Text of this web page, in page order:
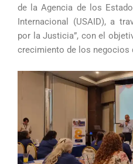
de la Agencia de los
Internacional (USAID), a
por la Justicia”, con el
crecimiento de los negocios